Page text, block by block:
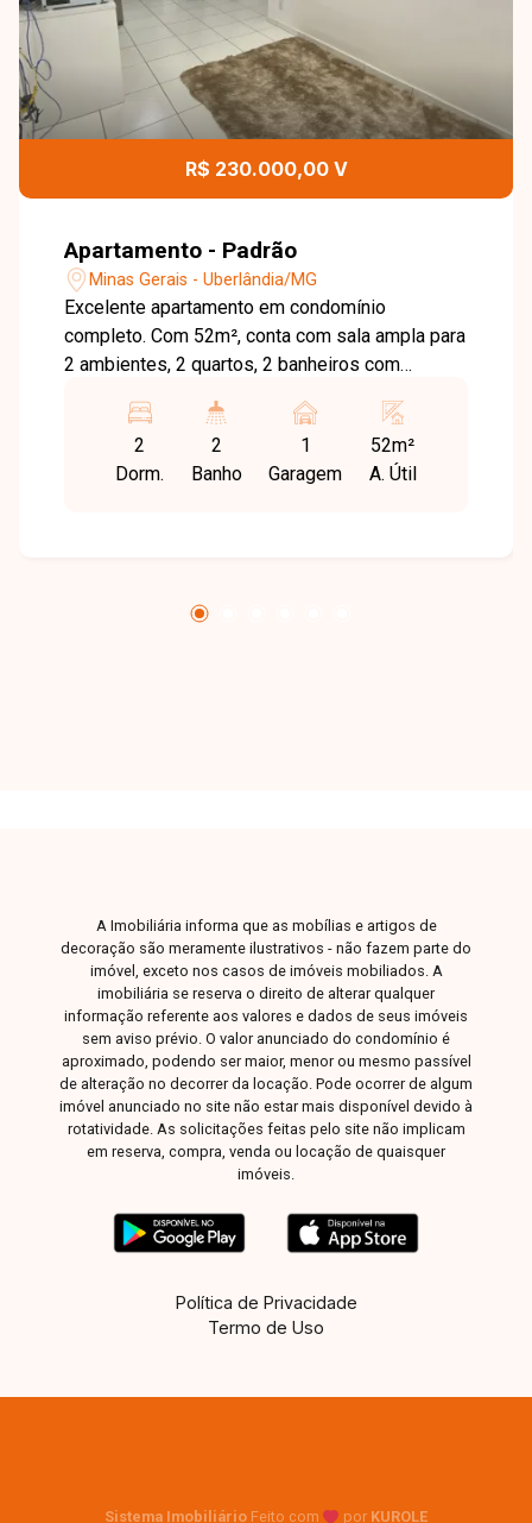
R$ 230.000,00 V
Apartamento - Padrão
Minas Gerais - Uberlândia/MG
Excelente apartamento em condomínio
completo. Com 52m², conta com sala ampla para
2 ambientes, 2 quartos, 2 banheiros com
planejada. Possui sacada e 1 vaga de garagem.
O condomínio oferece elevador, espaço
gourmet com churrasqueira, salão de festas,
2
Dorm.
2
Banho
1
Garagem
52m²
A. Útil
A Imobiliária informa que as mobílias e artigos de
decoração são meramente ilustrativos - não fazem parte do
imóvel, exceto nos casos de imóveis mobiliados. A
imobiliária se reserva o direito de alterar qualquer
informação referente aos valores e dados de seus imóveis
sem aviso prévio. O valor anunciado do condomínio é
aproximado, podendo ser maior, menor ou mesmo passível
de alteração no decorrer da locação. Pode ocorrer de algum
imóvel anunciado no site não estar mais disponível devido à
rotatividade. As solicitações feitas pelo site não implicam
em reserva, compra, venda ou locação de quaisquer
imóveis.
Política de Privacidade
Termo de Uso
Sistema Imobiliário Feito com por KUROLE